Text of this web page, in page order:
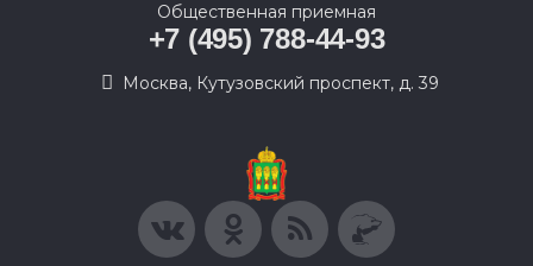
Общественная приемная
+7 (495) 788-44-93
Москва, Кутузовский проспект, д. 39